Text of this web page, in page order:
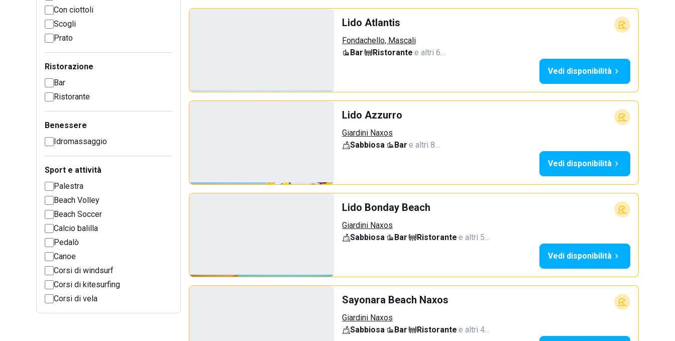
Con ciottoli
Scogli
Prato
Ristorazione
Bar
Ristorante
Benessere
Idromassaggio
Sport e attività
Palestra
Beach Volley
Beach Soccer
Calcio balilla
Pedalò
Canoe
Corsi di windsurf
Corsi di kitesurfing
Corsi di vela
Lido Atlantis
Fondachello, Mascali
Bar· Ristorante·e altri 6…
Vedi disponibilità
Lido Azzurro
Giardini Naxos
Sabbiosa· Bar·e altri 8…
Vedi disponibilità
Lido Bonday Beach
Giardini Naxos
Sabbiosa· Bar· Ristorante·e altri 5…
Vedi disponibilità
Sayonara Beach Naxos
Giardini Naxos
Sabbiosa· Bar· Ristorante·e altri 4…